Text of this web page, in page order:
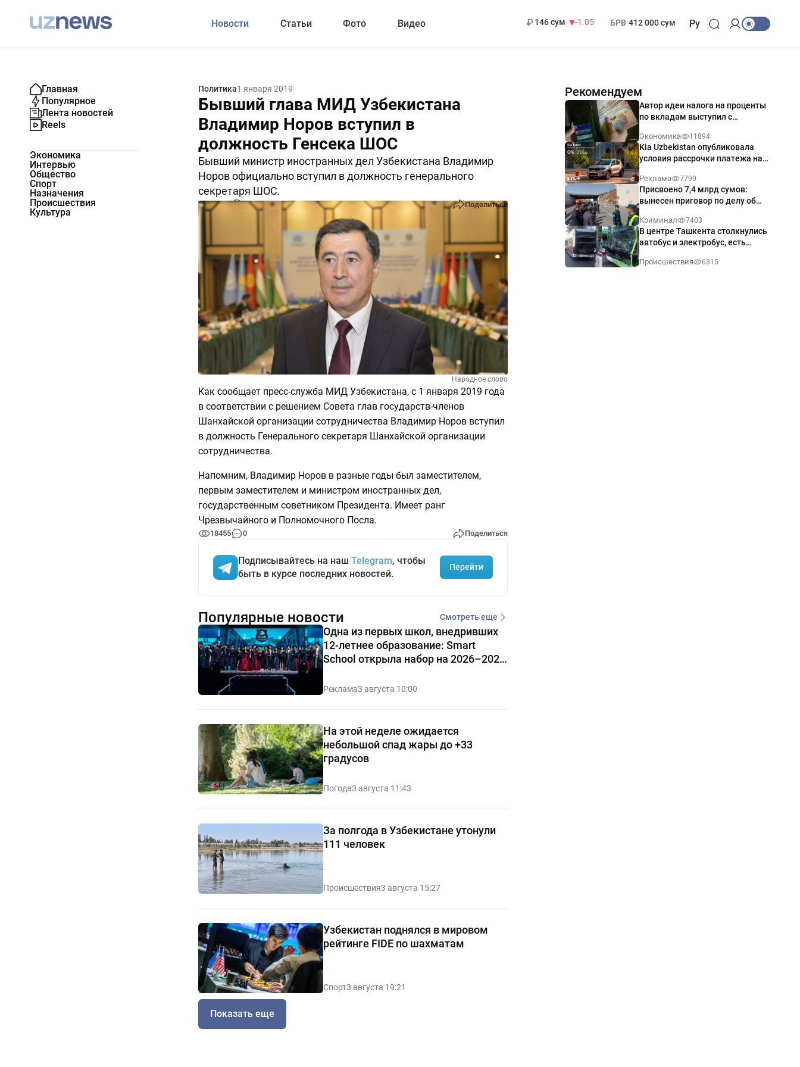
Новости Статьи Фото Видео
146 сум
-1.05
БРВ 412 000 сум Ру
Главная
Популярное
Лента новостей
Reels
Экономика
Интервью
Общество
Спорт
Назначения
Происшествия
Культура
Политика1 января 2019
Бывший глава МИД Узбекистана
Владимир Норов вступил в
должность Генсека ШОС
Бывший министр иностранных дел Узбекистана Владимир
Норов официально вступил в должность генерального
секретаря ШОС.
18455 0 Поделиться
Народное слово
Как сообщает пресс-служба МИД Узбекистана, с 1 января 2019 года
в соответствии с решением Совета глав государств-членов
Шанхайской организации сотрудничества Владимир Норов вступил
в должность Генерального секретаря Шанхайской организации
сотрудничества.
Напомним, Владимир Норов в разные годы был заместителем,
первым заместителем и министром иностранных дел,
государственным советником Президента. Имеет ранг
Чрезвычайного и Полномочного Посла.
18455 0 Поделиться
Подписывайтесь на наш Telegram, чтобы
быть в курсе последних новостей.
Перейти
Рекомендуем
Автор идеи налога на проценты
по вкладам выступил с
Экономика 11894
Kia Uzbekistan опубликовала
условия рассрочки платежа на
годовых
Реклама 7790
Присвоено 7,4 млрд сумов:
вынесен приговор по делу об
Ташкенте
Криминал 7403
В центре Ташкента столкнулись
автобус и электробус, есть
Происшествия 6315
Популярные новости Смотреть еще
Одна из первых школ, внедривших
12-летнее образование: Smart
School открыла набор на 2026–2027
учебный год
Реклама3 августа 10:00
На этой неделе ожидается
небольшой спад жары до +33
градусов
Погода3 августа 11:43
За полгода в Узбекистане утонули
111 человек
Происшествия3 августа 15:27
Узбекистан поднялся в мировом
рейтинге FIDE по шахматам
Спорт3 августа 19:21
Показать еще